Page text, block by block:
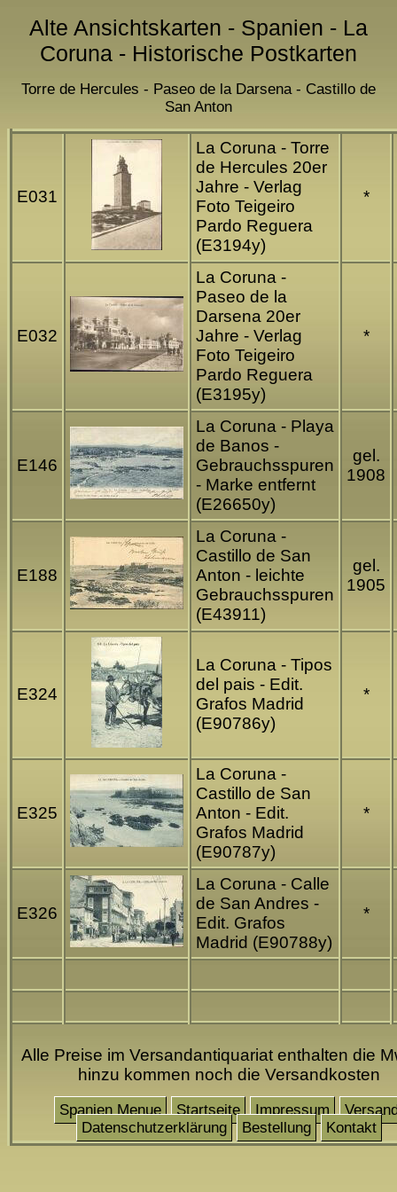
Alte Ansichtskarten - Spanien - La
Coruna - Historische Postkarten
Torre de Hercules - Paseo de la Darsena - Castillo de
San Anton
E031
La Coruna - Torre
de Hercules 20er
Jahre - Verlag
Foto Teigeiro
Pardo Reguera
(E3194y)
*
E032
La Coruna -
Paseo de la
Darsena 20er
Jahre - Verlag
Foto Teigeiro
Pardo Reguera
(E3195y)
*
E146
La Coruna - Playa
de Banos -
Gebrauchsspuren
- Marke entfernt
(E26650y)
gel.
1908
E188
La Coruna -
Castillo de San
Anton - leichte
Gebrauchsspuren
(E43911)
gel.
1905
E324
La Coruna - Tipos
del pais - Edit.
Grafos Madrid
(E90786y)
*
E325
La Coruna -
Castillo de San
Anton - Edit.
Grafos Madrid
(E90787y)
*
E326
La Coruna - Calle
de San Andres -
Edit. Grafos
Madrid (E90788y)
*
Alle Preise im Versandantiquariat enthalten die
hinzu kommen noch die Versandkosten
Spanien Menue Startseite Impressum
Datenschutzerklärung
Bestellung Kontakt